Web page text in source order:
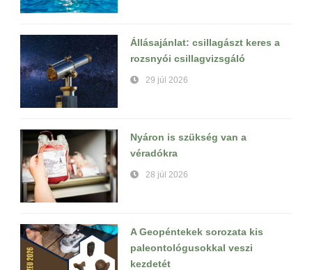
Állásajánlat: csillagászt keres a
rozsnyói csillagvizsgáló
29 júl 2026
Nyáron is szükség van a
véradókra
28 júl 2026
A Geopéntekek sorozata kis
paleontológusokkal veszi
kezdetét